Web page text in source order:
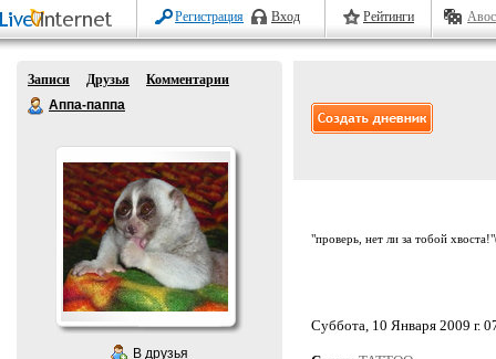
Регистрация Вход Рейтинги
Записи Друзья
Комментарии
Аппа-паппа
В друзья
"проверь, нет ли за тобой
Суббота, 10 Января 2009 г.